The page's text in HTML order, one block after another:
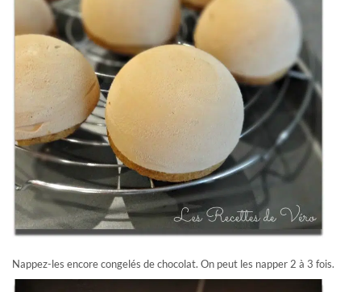
Nappez-les encore congelés de chocolat. On peut les napper 2 à 3 fois.